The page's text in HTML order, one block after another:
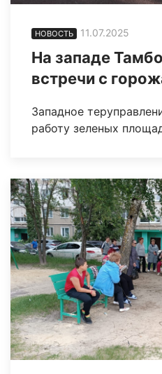
НОВОСТЬ 11.07.2025
На западе
встречи с
Западное
работу зеленых